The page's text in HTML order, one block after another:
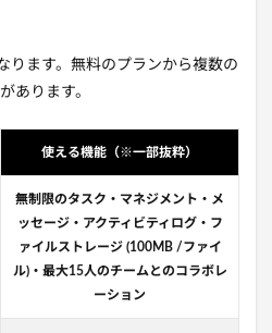
ります。無料のプランから複数の
あります。
使える機能（※一部抜粋）
無制限のタスク・マネジメント・メ
ッセージ・アクティビティログ・フ
ァイルストレージ (100MB /ファイ
ル)・最大15人のチームとのコラボレ
ーション